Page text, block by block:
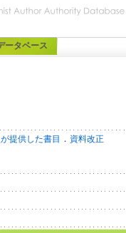
ータベース
提供した書目 ． 資料改正